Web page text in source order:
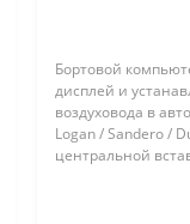
Бортовой
дисплей и
воздуховода в
Logan / Sandero /
центральной